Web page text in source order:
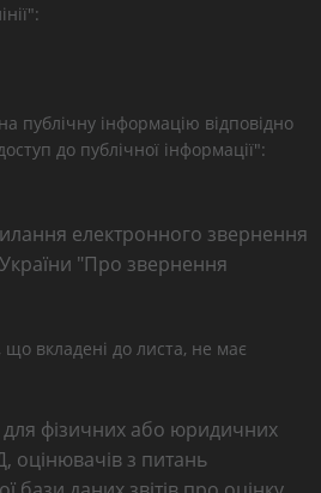
публічну інформацію відповідно
до публічної інформації":
електронного звернення
"Про звернення
вкладені до листа, не має
фізичних або юридичних
оцінювачів з питань